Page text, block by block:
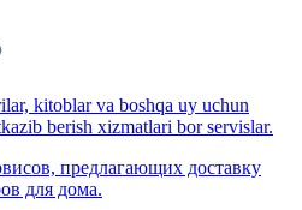
kitoblar va boshqa uy uchun
berish xizmatlari bor servislar.
предлагающих доставку
для дома.